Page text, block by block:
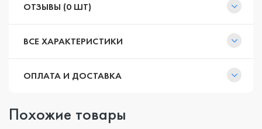
ОТЗЫВЫ (0 ШТ)
ВСЕ ХАРАКТЕРИСТИКИ
ОПЛАТА И ДОСТАВКА
Похожие товары